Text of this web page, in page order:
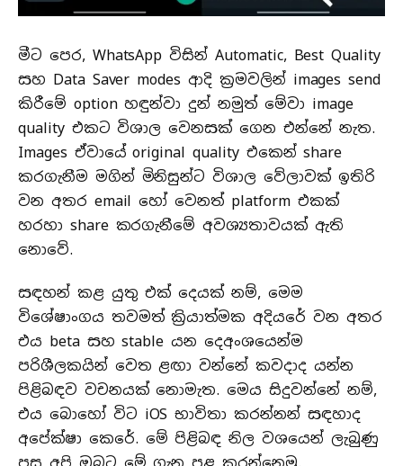
මීට පෙර, WhatsApp විසින් Automatic, Best Quality
සහ Data Saver modes ආදි ක්‍රමවලින් images send
කිරීමේ option හඳුන්වා දුන් නමුත් මේවා image
quality එකට විශාල වෙනසක් ගෙන එන්නේ නැත.
Images ඒවායේ original quality එකෙන් share
කරගැනීම මගින් මිනිසුන්ට විශාල වේලාවක් ඉතිරි
වන අතර email හෝ වෙනත් platform එකක්
හරහා share කරගැනීමේ අවශ්‍යතාවයක් ඇති
නොවේ.
සඳහන් කළ යුතු එක් දෙයක් නම්, මෙම
විශේෂාංගය තවමත් ක්‍රියාත්මක අදියරේ වන අතර
එය beta සහ stable යන දෙඅංශයෙන්ම
පරිශීලකයින් වෙත ළඟා වන්නේ කවදාද යන්න
පිළිබඳව වචනයක් නොමැත. මෙය සිදුවන්නේ නම්,
එය බොහෝ විට iOS භාවිතා කරන්නන් සඳහාද
අපේක්ෂා කෙරේ. මේ පිළිබඳ නිල වශයෙන් ලැබුණු